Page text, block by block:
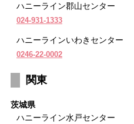
ハニーライン郡山センター
024-931-1333
ハニーラインいわきセンター
0246-22-0002
関東
茨城県
ハニーライン水戸センター